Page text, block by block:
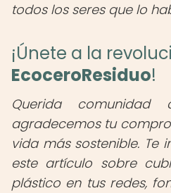
todos los seres que lo
¡Únete a la
EcoceroResiduo!
Querida comunidad
agradecemos tu
vida más sostenible. Te
este artículo sobre
plástico en tus redes,